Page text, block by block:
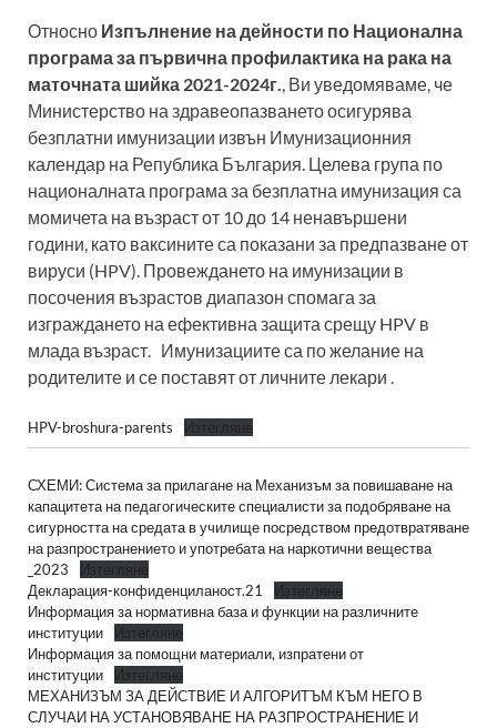
Относно Изпълнение на дейности по Национална
програма за първична профилактика на рака на
маточната шийка 2021-2024г., Ви уведомяваме, че
Министерство на здравеопазването осигурява
безплатни имунизации извън Имунизационния
календар на Република България. Целева група по
националната програма за безплатна имунизация са
момичета на възраст от 10 до 14 ненавършени
години, като ваксините са показани за предпазване от
вируси (HPV). Провеждането на имунизации в
посочения възрастов диапазон спомага за
изграждането на ефективна защита срещу HPV в
млада възраст. Имунизациите са по желание на
родителите и се поставят от личните лекари .
HPV-broshura-parents Изтегляне
СХЕМИ: Система за прилагане на Механизъм за повишаване на
капацитета на педагогическите специалисти за подобряване на
сигурността на средата в училище посредством предотвратяване
на разпространението и употребата на наркотични вещества
_2023
Изтегляне
Декларация-конфиденциланост.21
Изтегляне
Информация за нормативна база и функции на различните
институции
Изтегляне
Информация за помощни материали, изпратени от
институции
Изтегляне
МЕХАНИЗЪМ ЗА ДЕЙСТВИЕ И АЛГОРИТЪМ КЪМ НЕГО В
СЛУЧАИ НА УСТАНОВЯВАНЕ НА РАЗПРОСТРАНЕНИЕ И